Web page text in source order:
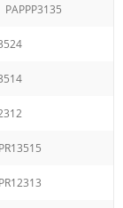
PAPPP3135